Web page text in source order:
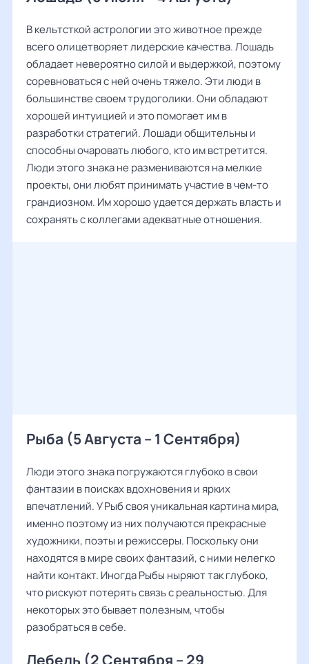
В кельтсткой астрологии это животное прежде
всего олицетворяет лидерские качества. Лошадь
обладает невероятно силой и выдержкой, поэтому
соревноваться с ней очень тяжело. Эти люди в
большинстве своем трудоголики. Они обладают
хорошей интуицией и это помогает им в
разработки стратегий. Лошади общительны и
способны очаровать любого, кто им встретится.
Люди этого знака не размениваются на мелкие
проекты, они любят принимать участие в чем-то
грандиозном. Им хорошо удается держать власть и
сохранять с коллегами адекватные отношения.
Рыба (5 Августа – 1 Сентября)
Люди этого знака погружаются глубоко в свои
фантазии в поисках вдохновения и ярких
впечатлений. У Рыб своя уникальная картина мира,
именно поэтому из них получаются прекрасные
художники, поэты и режиссеры. Поскольку они
находятся в мире своих фантазий, с ними нелегко
найти контакт. Иногда Рыбы ныряют так глубоко,
что рискуют потерять связь с реальностью. Для
некоторых это бывает полезным, чтобы
разобраться в себе.
Лебедь (2 Сентября – 29